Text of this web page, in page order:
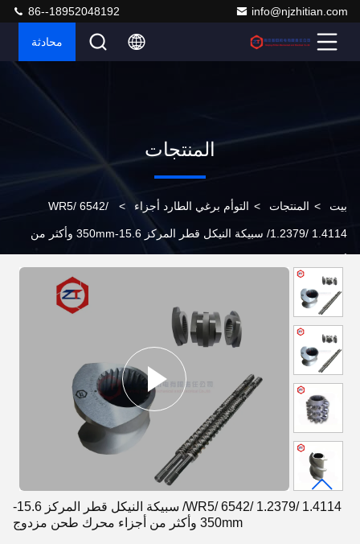
info@njzhitian.com
86--18952048192
محادثة
المنتجات
بيت > المنتجات > التوأم برغي الطارد أجزاء >
WR5/ 6542/
1.2379/ 1.4114/ سبيكة النيكل قطر المركز 15.6-350mm وأكثر من
WR5/ 6542/ 1.2379/ 1.4114/ سبيكة النيكل قطر المركز 15.6-
350mm وأكثر من أجزاء محرك طحن مزدوج